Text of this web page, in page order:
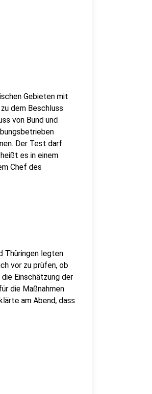
Gebieten mit
dem Beschluss
von Bund und
Der Test darf
es in einem
Chef des
Thüringen legten
vor zu prüfen, ob
Einschätzung der
die Maßnahmen
am Abend, dass